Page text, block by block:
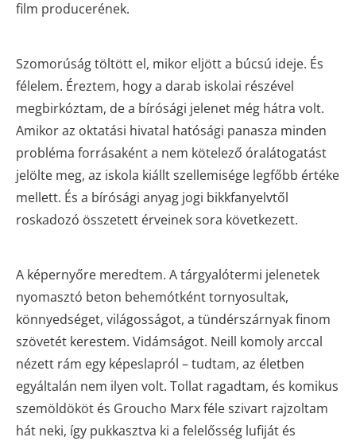
film producerének.
Szomorúság töltött el, mikor eljött a búcsú ideje. És
félelem. Éreztem, hogy a darab iskolai részével
megbirkóztam, de a bírósági jelenet még hátra volt.
Amikor az oktatási hivatal hatósági panasza minden
probléma forrásaként a nem kötelező óralátogatást
jelölte meg, az iskola kiállt szellemisége legfőbb értéke
mellett. És a bírósági anyag jogi bikkfanyelvtől
roskadozó összetett érveinek sora következett.
A képernyőre meredtem. A tárgyalótermi jelenetek
nyomasztó beton behemótként tornyosultak,
könnyedséget, világosságot, a tündérszárnyak finom
szövetét kerestem. Vidámságot. Neill komoly arccal
nézett rám egy képeslapról – tudtam, az életben
egyáltalán nem ilyen volt. Tollat ragadtam, és komikus
szemöldököt és Groucho Marx féle szivart rajzoltam
hát neki, így pukkasztva ki a felelősség lufiját és